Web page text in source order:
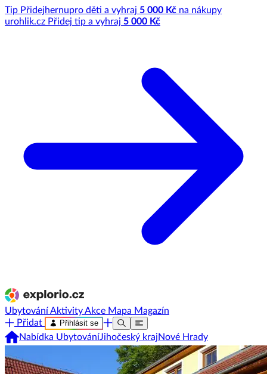
Tip Přidejhernupro děti a vyhraj 5 000 Kč na nákupy
urohlik.cz Přidej tip a vyhraj 5 000 Kč
UbytováníAktivityAkce Mapa Magazín
Přidat
Přihlásit se
Nabídka UbytováníJihočeský krajNové Hrady